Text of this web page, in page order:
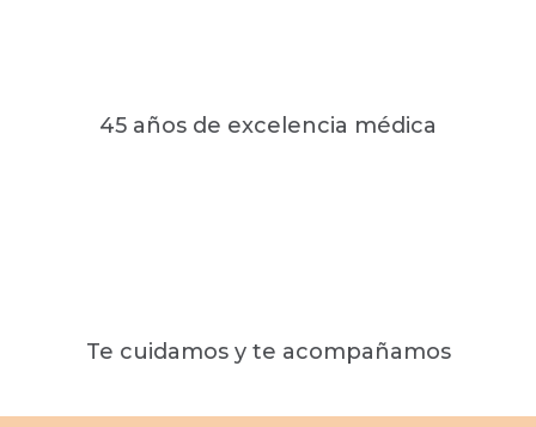
45 años de excelencia médica
Te cuidamos y te acompañamos